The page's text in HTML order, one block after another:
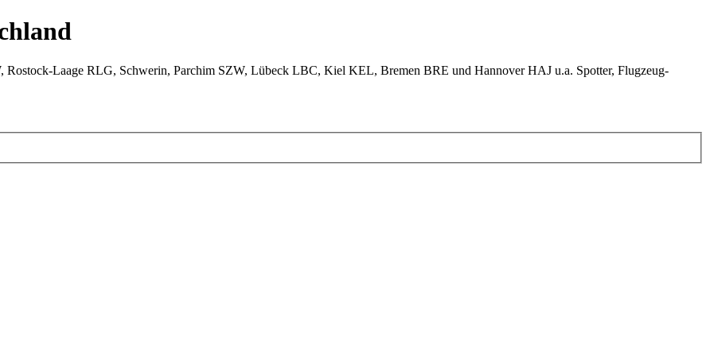
Laage RLG, Schwerin, Parchim SZW, Lübeck LBC, Kiel KEL, Bremen BRE und Hannover HAJ u.a. Spotter, Flugzeug-